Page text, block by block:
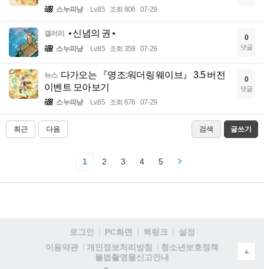
스누피냥 Lv.85 조회 806 07-29
갤러리 ⋆신념의 권⋆
스누피냥 Lv.85 조회 359 07-29
0
댓글
뉴스 다가오는 『명조:워더링 웨이브』 3.5 버전
이벤트 모아보기
스누피냥 Lv.85 조회 676 07-29
0
댓글
최근 다음 검색 글쓰기
1 2 3 4 5
로그인 PC화면 퀵링크
설정
이용약관
개인정보처리방침
청소년보호정책
불법촬영물신고안내
▲